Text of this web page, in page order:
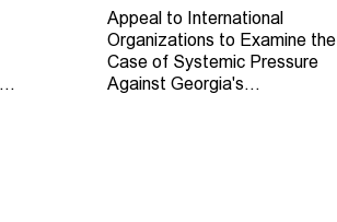
Appeal to International
Organizations to Examine the
Case of Systemic Pressure
Against Georgia's